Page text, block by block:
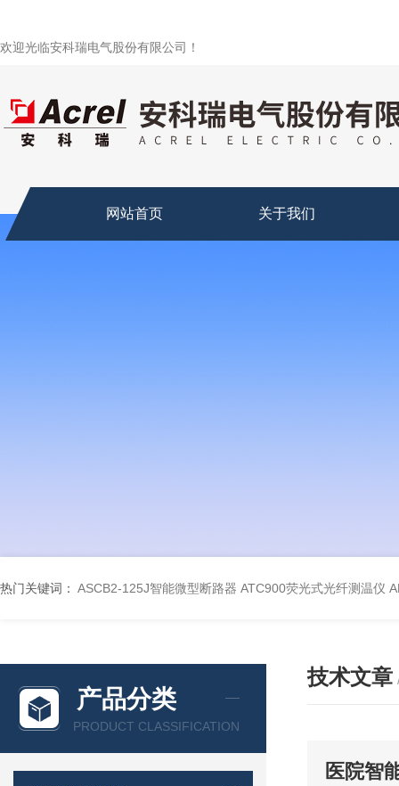
欢迎光临安科瑞电气股份有限公司！
网站首页 关于我们
热门关键词： ASCB2-125J智能微型断路器 ATC900荧光式光纤测温仪
产品分类
PRODUCT CLASSIFICATION
技术文章
医院智